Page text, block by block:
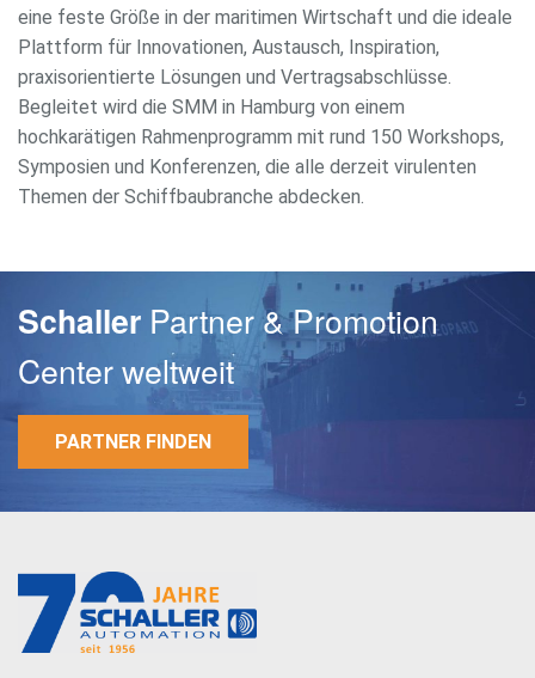
E-Mail
eine feste Größe in der maritimen Wirtschaft und die ideale
Plattform für Innovationen, Austausch, Inspiration,
praxisorientierte Lösungen und Vertragsabschlüsse.
Begleitet wird die SMM in Hamburg von einem
hochkarätigen Rahmenprogramm mit rund 150 Workshops,
Symposien und Konferenzen, die alle derzeit virulenten
Themen der Schiffbaubranche abdecken.
Schaller Partner & Promotion
Center weltweit
PARTNER FINDEN